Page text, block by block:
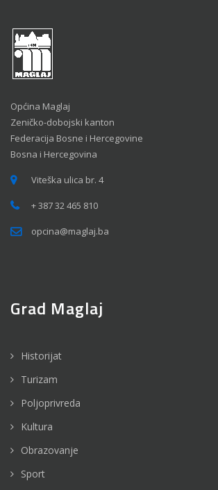
Općina Maglaj
Zeničko-dobojski kanton
Federacija Bosne i Hercegovine
Bosna i Hercegovina
Viteška ulica br. 4
+ 387 32 465 810
opcina@maglaj.ba
Grad Maglaj
Historijat
Turizam
Poljoprivreda
Kultura
Obrazovanje
Sport